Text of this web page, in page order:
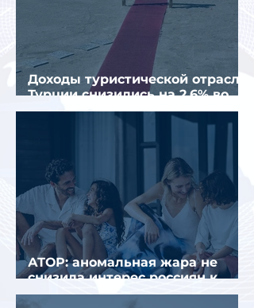
Доходы туристической отрасли
Турции снизились на 2,6% во
втором квартале 2026 года
АТОР: аномальная жара не
снизила интерес россиян к
летнему отдыху в Европе